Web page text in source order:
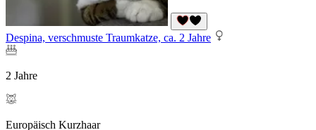
Despina, verschmuste Traumkatze, ca. 2 Jahre
2 Jahre
Europäisch Kurzhaar